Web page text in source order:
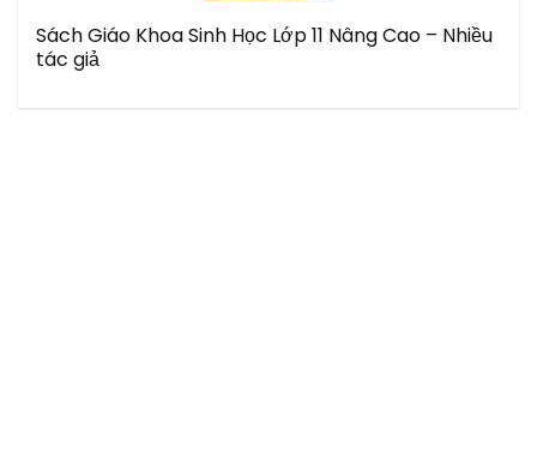
Sách Giáo Khoa Sinh Học Lớp 11 Nâng Cao – Nhiều
tác giả